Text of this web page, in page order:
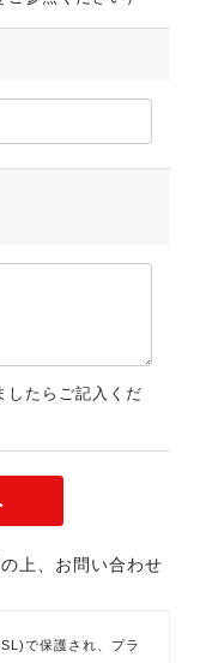
したらご記入くだ
上、お問い合わせ
で保護され、プラ